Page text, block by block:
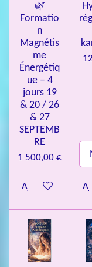
🌿
Formatio
n
Magnétis
me
Énergétiq
ue – 4
jours 19
& 20 / 26
& 27
SEPTEMB
RE
1 500,00 €
Ajouter au panier